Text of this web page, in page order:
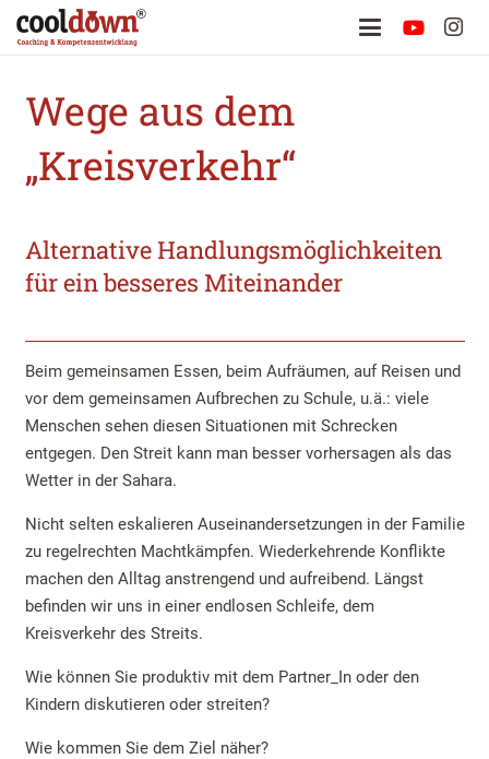
Wege aus dem
„Kreisverkehr“
Alternative Handlungsmöglichkeiten
für ein besseres Miteinander
Beim gemeinsamen Essen, beim Aufräumen, auf Reisen und
vor dem gemeinsamen Aufbrechen zu Schule, u.ä.: viele
Menschen sehen diesen Situationen mit Schrecken
entgegen. Den Streit kann man besser vorhersagen als das
Wetter in der Sahara.
Nicht selten eskalieren Auseinandersetzungen in der Familie
zu regelrechten Machtkämpfen. Wiederkehrende Konflikte
machen den Alltag anstrengend und aufreibend. Längst
befinden wir uns in einer endlosen Schleife, dem
Kreisverkehr des Streits.
Wie können Sie produktiv mit dem Partner_In oder den
Kindern diskutieren oder streiten?
Wie kommen Sie dem Ziel näher?